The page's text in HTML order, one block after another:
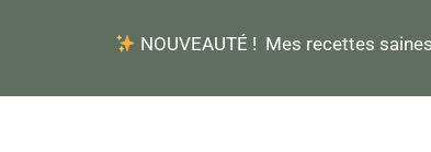
NOUVEAUTÉ ! Mes recettes